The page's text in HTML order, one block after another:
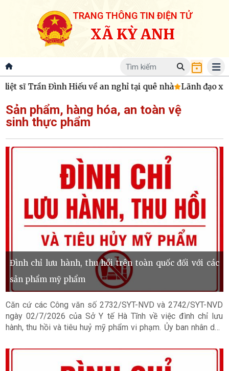
TRANG THÔNG TIN ĐIỆN TỬ
XÃ KỲ ANH
sĩ Trần Đình Hiếu về an nghỉ tại quê nhà Lãnh đạo xã
Sản phẩm, hàng hóa, an toàn vệ
sinh thực phẩm
Đình chỉ lưu hành, thu hồi trên toàn quốc đối với các
sản phẩm mỹ phẩm
Căn cứ các Công văn số 2732/SYT-NVD và 2742/SYT-NVD
ngày 02/7/2026 của Sở Y tế Hà Tĩnh về việc đình chỉ lưu
hành, thu hồi và tiêu huỷ mỹ phẩm vi phạm. Ủy ban nhân dân